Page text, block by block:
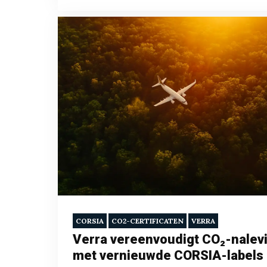
CORSIA CO2-CERTIFICATEN VERRA
Verra vereenvoudigt CO₂-
met vernieuwde CORSIA-labels